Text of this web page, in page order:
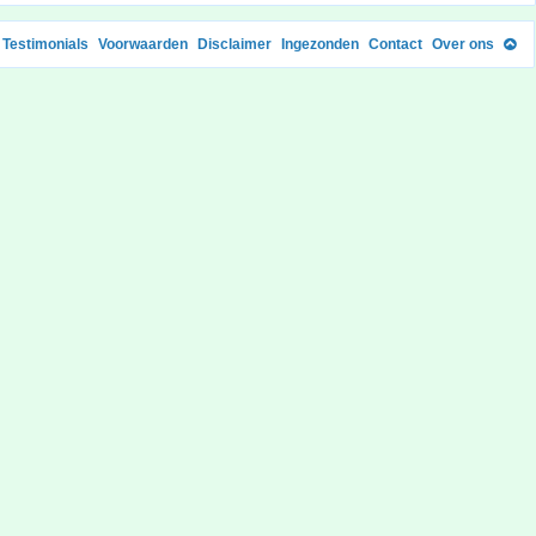
Testimonials Voorwaarden Disclaimer Ingezonden Contact Over ons